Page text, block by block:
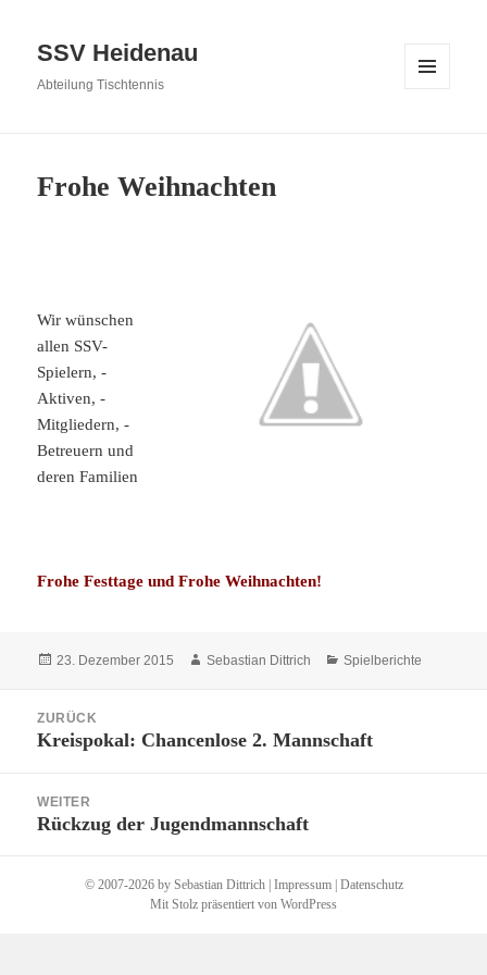
SSV Heidenau
Abteilung Tischtennis
Frohe Weihnachten
Wir wünschen
allen SSV-
Spielern, -
Aktiven, -
Mitgliedern, -
Betreuern und
deren Familien
Frohe Festtage und Frohe Weihnachten!
Veröffentlicht
23. Dezember 2015 Autor
Sebastian Dittrich Kategorien
Spielberichte
ZURÜCK
Vorheriger
Kreispokal: Chancenlose 2. Mannschaft
WEITER
Nächster
Rückzug der Jugendmannschaft
© 2007-2026 by Sebastian Dittrich | Impressum| Datenschutz
Mit Stolz präsentiert von WordPress